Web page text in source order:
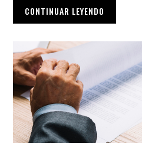
CONTINUAR LEYENDO